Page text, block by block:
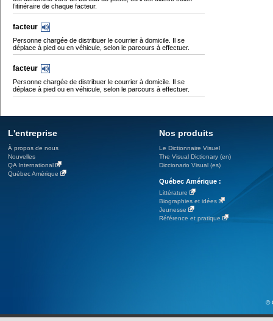
l’itinéraire de chaque facteur.
facteur
Personne chargée de distribuer le courrier à domicile. Il se
déplace à pied ou en véhicule, selon le parcours à effectuer.
facteur
Personne chargée de distribuer le courrier à domicile. Il se
déplace à pied ou en véhicule, selon le parcours à effectuer.
L'entreprise
À propos de nous
Nouvelles
QA International
Québec Amérique
Nos produits
Le Dictionnaire Visuel
The Visual Dictionary (en)
Diccionario Visual (es)
Québec Amérique :
Littérature
Biographies et idées
Jeunesse
Référence et pratique
©